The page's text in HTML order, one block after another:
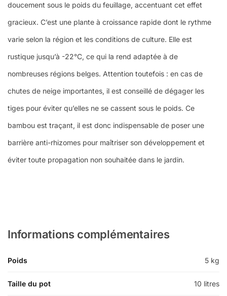
doucement sous le poids du feuillage, accentuant cet effet
gracieux. C’est une plante à croissance rapide dont le rythme
varie selon la région et les conditions de culture. Elle est
rustique jusqu’à -22°C, ce qui la rend adaptée à de
nombreuses régions belges. Attention toutefois : en cas de
chutes de neige importantes, il est conseillé de dégager les
tiges pour éviter qu’elles ne se cassent sous le poids. Ce
bambou est traçant, il est donc indispensable de poser une
barrière anti-rhizomes pour maîtriser son développement et
éviter toute propagation non souhaitée dans le jardin.
Informations complémentaires
Poids 5 kg
Taille du pot 10 litres